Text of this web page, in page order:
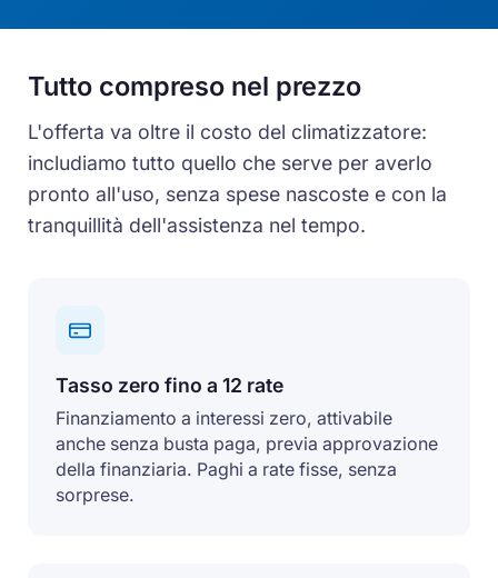
Tutto compreso nel prezzo
L'offerta va oltre il costo del climatizzatore:
includiamo tutto quello che serve per averlo
pronto all'uso, senza spese nascoste e con la
tranquillità dell'assistenza nel tempo.
Tasso zero fino a 12 rate
Finanziamento a interessi zero, attivabile
anche senza busta paga, previa approvazione
della finanziaria. Paghi a rate fisse, senza
sorprese.